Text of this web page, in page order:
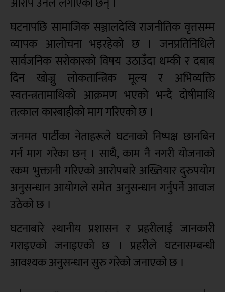
घटनापछि सामाजिक सञ्जालदेखि राजनीतिक वृत्तसम्म
व्यापक आलोचना भइरहेको छ । जनप्रतिनिधिले
सार्वजनिक सरोकारको विषय उठाउँदा धम्की र दबाब
दिन खोज्नु लोकतान्त्रिक मूल्य र अभिव्यक्ति
स्वतन्त्रतामाथिको आक्रमण भएको भन्दै दोषीमाथि
तत्काल कारबाहीको माग गरिएको छ ।
जनमत पार्टीका नेताहरूले घटनाको निष्पक्ष छानबिन
गर्न माग गरेका छन् । साथै, काम नै नगरी योजनाको
रकम भुक्तानी गरिएको आरोपबारे अख्तियार दुरुपयोग
अनुसन्धान आयोगले समेत अनुसन्धान गर्नुपर्ने आवाज
उठेको छ ।
घटनाबारे स्थानीय प्रशासन र प्रहरीलाई जानकारी
गराइएको जनाइएको छ । प्रहरीले घटनासम्बन्धी
आवश्यक अनुसन्धान सुरु गरेको जनाएको छ ।